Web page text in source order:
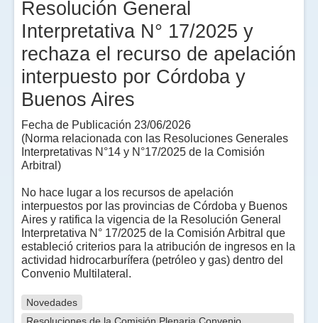
Resolución General
Interpretativa N° 17/2025 y
rechaza el recurso de apelación
interpuesto por Córdoba y
Buenos Aires
Fecha de Publicación 23/06/2026
(Norma relacionada con las Resoluciones Generales
Interpretativas N°14 y N°17/2025 de la Comisión
Arbitral)
No hace lugar a los recursos de apelación
interpuestos por las provincias de Córdoba y Buenos
Aires y ratifica la vigencia de la Resolución General
Interpretativa N° 17/2025 de la Comisión Arbitral que
estableció criterios para la atribución de ingresos en la
actividad hidrocarburífera (petróleo y gas) dentro del
Convenio Multilateral.
Novedades